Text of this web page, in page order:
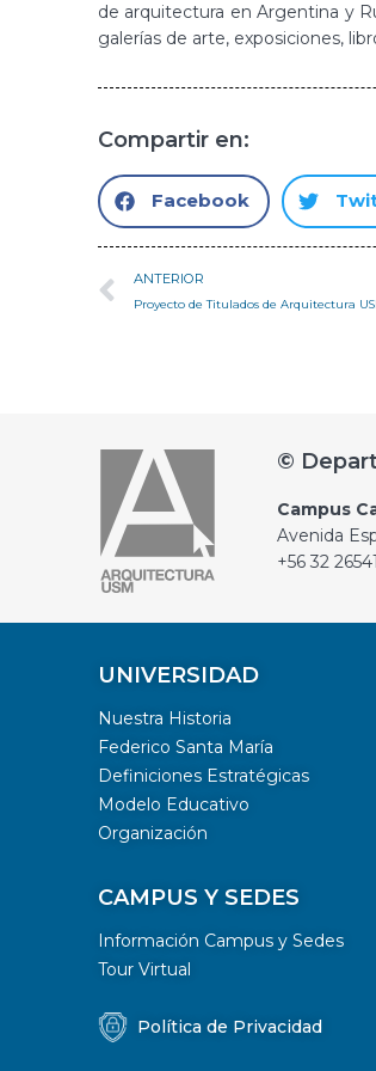
de arquitectura en Argentina y
galerías de arte, exposiciones,
Compartir en:
Facebook
ANTERIOR
Proyecto de Titulados de Arquitectura
©
Campus
Avenida
+56 32
UNIVERSIDAD
Nuestra Historia
Federico Santa María
Definiciones Estratégicas
Modelo Educativo
Organización
CAMPUS Y SEDES
Información Campus y Sedes
Tour Virtual
Política de Privacidad